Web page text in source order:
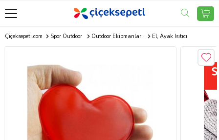
Çiçeksepeti.com Spor Outdoor Outdoor Ekipmanları El, Ayak Isıtıcı